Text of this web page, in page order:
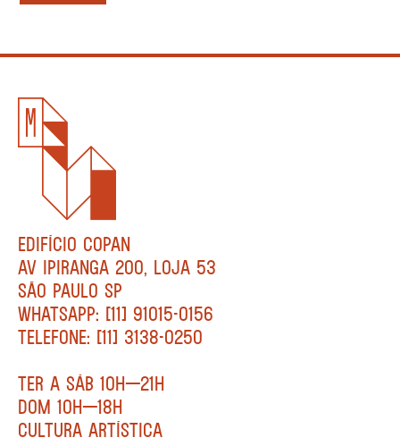
EDIFÍCIO COPAN
AV IPIRANGA 200, LOJA 53
SÃO PAULO SP
WHATSAPP: [11] 91015-0156
TELEFONE: [11] 3138-0250
TER A SÁB 10H—21H
DOM 10H—18H
CULTURA ARTÍSTICA